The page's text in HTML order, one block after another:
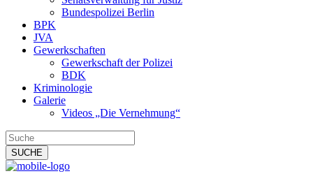
Bundespolizei Berlin
BPK
JVA
Gewerkschaften
Gewerkschaft der Polizei
BDK
Kriminologie
Galerie
Videos „Die Vernehmung“